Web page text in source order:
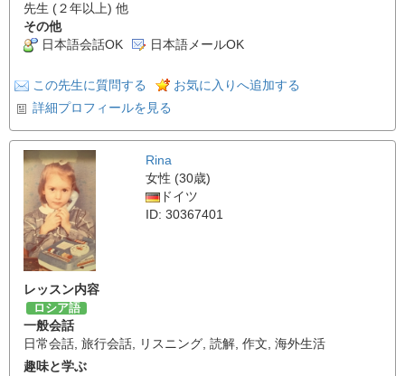
先生 (２年以上) 他
その他
日本語会話OK
日本語メールOK
この先生に質問する
お気に入りへ追加する
詳細プロフィールを見る
Rina
女性 (30歳)
ドイツ
ID: 30367401
レッスン内容
ロシア語
一般会話
日常会話, 旅行会話, リスニング, 読解, 作文, 海外生活
趣味と学ぶ